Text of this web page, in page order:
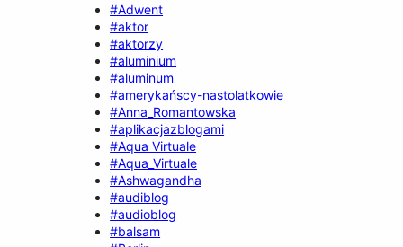
#Adwent
#aktor
#aktorzy
#aluminium
#aluminum
#amerykańscy-nastolatkowie
#Anna_Romantowska
#aplikacjazblogami
#Aqua Virtuale
#Aqua_Virtuale
#Ashwagandha
#audiblog
#audioblog
#balsam